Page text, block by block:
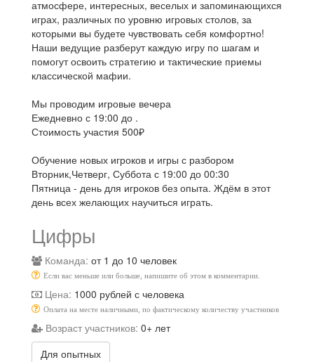
атмосфере, интересных, веселых и запоминающихся
играх, различных по уровню игровых столов, за
которыми вы будете чувствовать себя комфортно!
Наши ведущие разберут каждую игру по шагам и
помогут освоить стратегию и тактические приемы
классической мафии.
Мы проводим игровые вечера
Ежедневно с 19:00 до .
Стоимость участия 500₽
Обучение новых игроков и игры с разбором
Вторник,Четверг, Суббота с 19:00 до 00:30
Пятница - день для игроков без опыта. Ждём в этот
день всех желающих научиться играть.
Цифры
Команда: от 1 до 10 человек
Если вас меньше или больше, напишите об этом в комментарии.
Цена: 1000 рублей с человека
Оплата на месте наличными, по фактическому количеству участников
Возраст участников: 0+ лет
Для опытных